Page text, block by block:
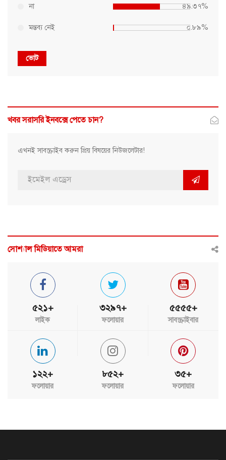
না ৪৯.৩৭%
মন্তব্য নেই ০.৮৯%
ভোট
খবর সরাসরি ইনবক্সে পেতে চান?
এখনই সাবস্ক্রাইব করুন প্রিয় বিষয়ের নিউজলেটার!
সোশ্যাল মিডিয়াতে আমরা
৫২১+
লাইক
৩২৯৭+
ফলোয়ার
৫৫৫৫+
সাবস্ক্রাইবার
১২২+
ফলোয়ার
৮৫২+
ফলোয়ার
৩৫+
ফলোয়ার